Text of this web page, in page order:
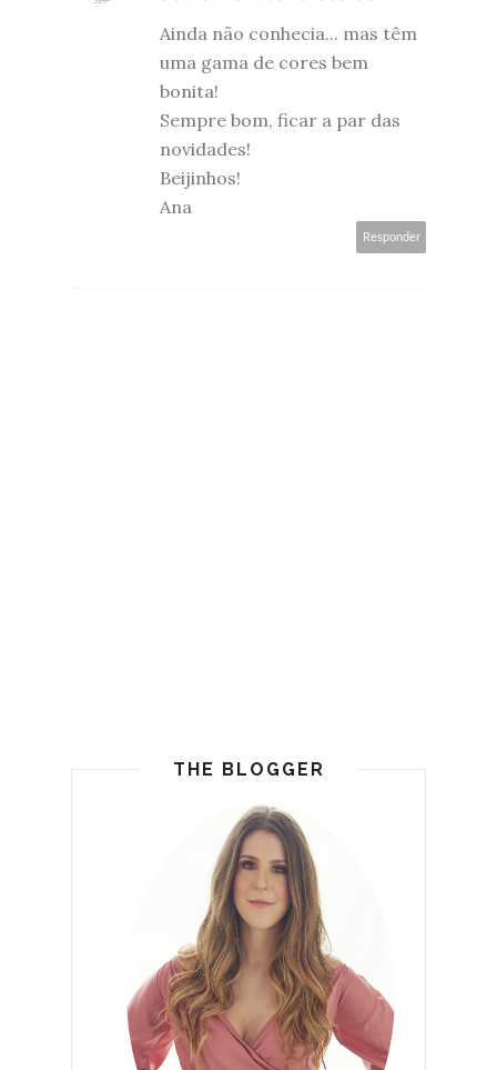
Ainda não conhecia... mas têm
uma gama de cores bem
bonita!
Sempre bom, ficar a par das
novidades!
Beijinhos!
Ana
Responder
THE BLOGGER